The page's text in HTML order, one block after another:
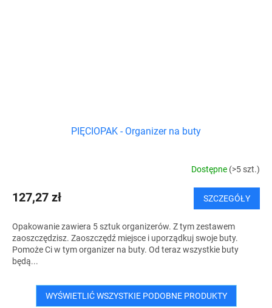
PIĘCIOPAK - Organizer na buty
Dostępne (>5 szt.)
127,27 zł SZCZEGÓŁY
Opakowanie zawiera 5 sztuk organizerów. Z tym zestawem
zaoszczędzisz. Zaoszczędź miejsce i uporządkuj swoje buty.
Pomoże Ci w tym organizer na buty. Od teraz wszystkie buty
będą...
WYŚWIETLIĆ WSZYSTKIE PODOBNE PRODUKTY